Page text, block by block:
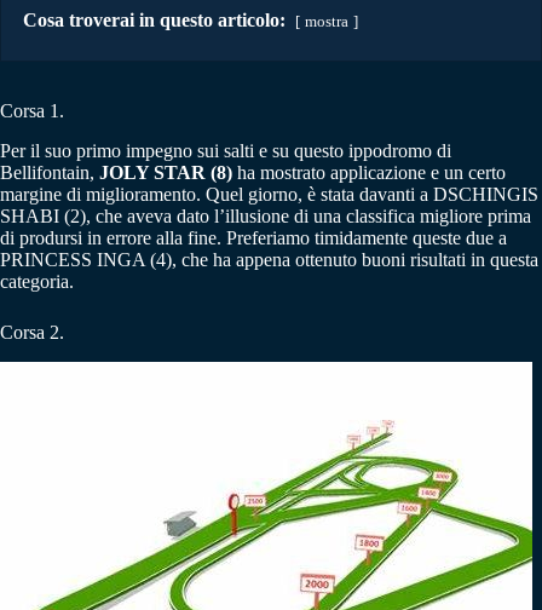
Cosa troverai in questo articolo: mostra
Corsa 1.
Per il suo primo impegno sui salti e su questo ippodromo di
Bellifontain, JOLY STAR (8) ha mostrato applicazione e un certo
margine di miglioramento. Quel giorno, è stata davanti a DSCHINGIS
SHABI (2), che aveva dato l’illusione di una classifica migliore prima
di prodursi in errore alla fine. Preferiamo timidamente queste due a
PRINCESS INGA (4), che ha appena ottenuto buoni risultati in questa
categoria.
Corsa 2.